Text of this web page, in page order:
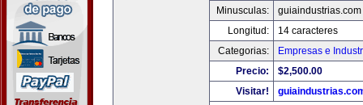
Minusculas:
guiaindustrias.com
Longitud:
14 caracteres
Categorias:
Empresas e
Precio:
$2,500.00
Visitar!